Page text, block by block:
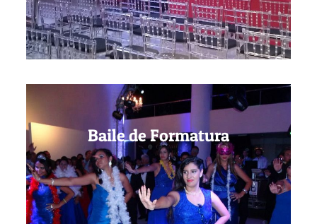
Baile de Formatura